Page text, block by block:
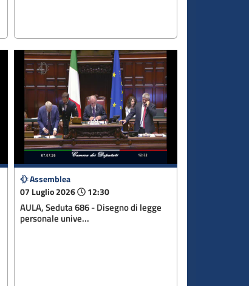
Assemblea
07 Luglio 2026
12:30
AULA, Seduta 686 - Disegno di legge
personale unive...